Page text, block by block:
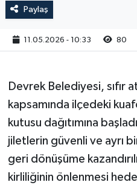
Paylaş
11.05.2026 - 10:33 80
Devrek Belediyesi, sıfır
kapsamında ilçedeki
kutusu dağıtımına
jiletlerin güvenli ve ayrı
geri dönüşüme
kirliliğinin önlenmesi